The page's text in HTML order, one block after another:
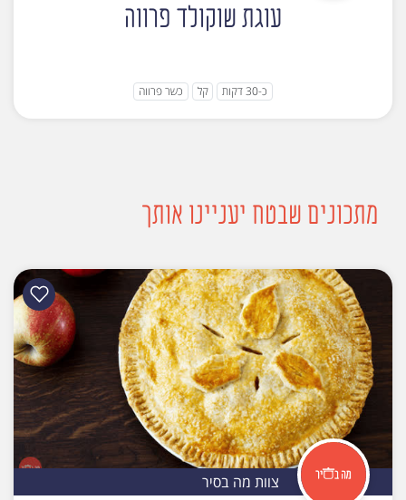
עוגת שוקולד פרווה
כ-30 דקות קל כשר פרווה
מתכונים שבטח יעניינו אותך
צוות מה בסיר